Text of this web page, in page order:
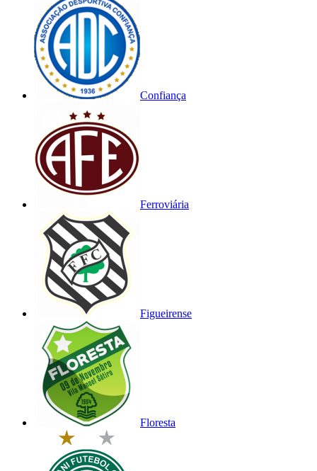
Confiança
Ferroviária
Figueirense
Floresta